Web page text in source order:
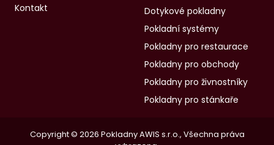
Kontakt
Dotykové pokladny
Pokladní systémy
Pokladny pro restaurace
Pokladny pro obchody
Pokladny pro živnostníky
Pokladny pro stánkaře
Copyright © 2026 Pokladny AWIS s.r.o., Všechna práva